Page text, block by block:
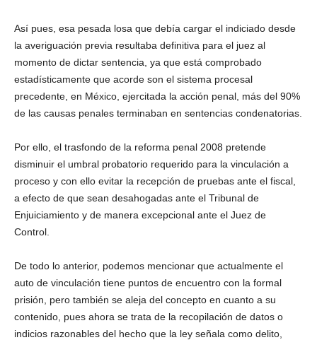
Así pues, esa pesada losa que debía cargar el indiciado desde
la averiguación previa resultaba definitiva para el juez al
momento de dictar sentencia, ya que está comprobado
estadísticamente que acorde son el sistema procesal
precedente, en México, ejercitada la acción penal, más del 90%
de las causas penales terminaban en sentencias condenatorias.
Por ello, el trasfondo de la reforma penal 2008 pretende
disminuir el umbral probatorio requerido para la vinculación a
proceso y con ello evitar la recepción de pruebas ante el fiscal,
a efecto de que sean desahogadas ante el Tribunal de
Enjuiciamiento y de manera excepcional ante el Juez de
Control.
De todo lo anterior, podemos mencionar que actualmente el
auto de vinculación tiene puntos de encuentro con la formal
prisión, pero también se aleja del concepto en cuanto a su
contenido, pues ahora se trata de la recopilación de datos o
indicios razonables del hecho que la ley señala como delito,